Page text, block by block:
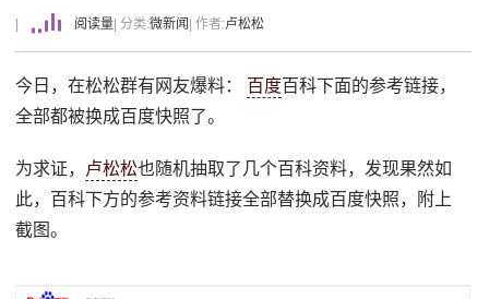
阅读量 | 分类:微新闻 | 作者:卢松松
今日，在松松群有网友爆料： 百度百科下面的参考链接，
全部都被换成百度快照了。
为求证， 卢松松也随机抽取了几个百科资料，发现果然如
此，百科下方的参考资料链接全部替换成百度快照，附上
截图。